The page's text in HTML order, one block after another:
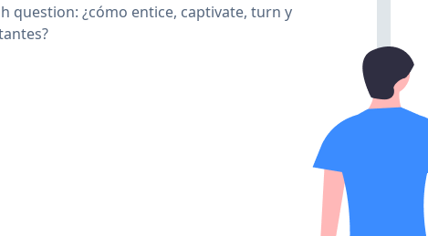
question: ¿cómo entice, captivate, turn y